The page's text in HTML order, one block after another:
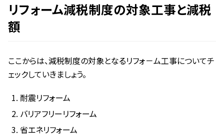
リフォーム減税制度の対象工事と減税
額
ここからは、減税制度の対象となるリフォ－ム工事についてチ
ェックしていきましょう。
耐震リフォーム
バリアフリーリフォーム
省エネリフォーム